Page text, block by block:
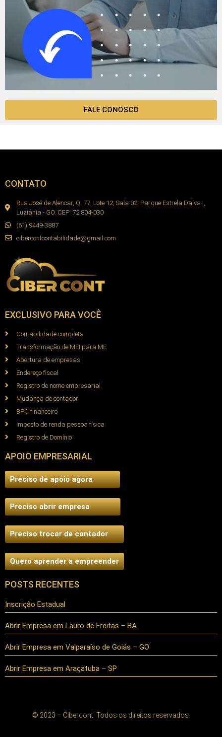
FALE CONOSCO
CONTATO
Rua José de Alencar, Q. 77, Lote 12, Sala 02. Parque Estrela Dalva I,
Luziânia - GO. CEP: 72.804-030
(61) 9449-3887
cibercontcontabilidade@gmail.com
EXCLUSIVO PARA VOCÊ
Contabilidade completa
Transformação de MEI para ME
Abertura de empresas
Endereço fiscal
Registro de nome empresarial
Mudança de contador
BPO financeiro
Imposto de renda pessoa física
Registro de Domínio
APOIO EMPRESARIAL
Preciso de apoio agora
Preciso abrir empresa
Preciso trocar de contador
Quero aprender a empreender
POSTS RECENTES
Inscrição Estadual
Abrir Empresa em Lauro de Freitas – BA
Abrir Empresa em Valparaíso de Goiás – GO
Abrir Empresa em Araçatuba – SP
© 2023 – Cibercont. Todos os direitos reservados.